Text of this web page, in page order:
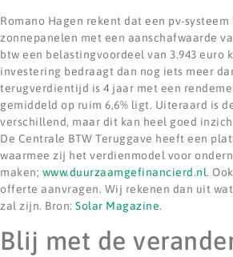
Romano Hagen rekent dat een pv-
zonnepanelen met een aanschafwaarde
btw een belastingvoordeel van 3.943 euro
investering bedraagt dan nog iets meer
terugverdientijd is 4 jaar met een
gemiddeld op ruim 6,6% ligt. Uiteraard is
verschillend, maar dit kan heel goed
De Centrale BTW Teruggave heeft een
waarmee zij het verdienmodel voor
maken; www.duurzaamgefinancierd.nl.
offerte aanvragen. Wij rekenen dan uit
zal zijn. Bron: Solar Magazine.
Blij met de